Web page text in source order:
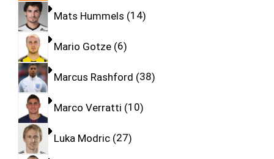
Mats Hummels 14
Mario Gotze 6
Marcus Rashford 38
Marco Verratti 10
Luka Modric 27